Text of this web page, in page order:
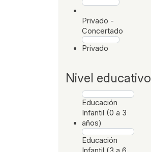
Privado -
Concertado
Privado
Nivel educativo
Educación
Infantil (0 a 3
años)
Educación